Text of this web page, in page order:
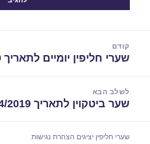
קודם
הפוסט
שערי חליפין יומיים לתאריך 12/04/2019
לשלב הבא
הפוסט
שער ביטקוין לתאריך 14/04/2019
שערי חליפין יציגים הצהרת נגישות